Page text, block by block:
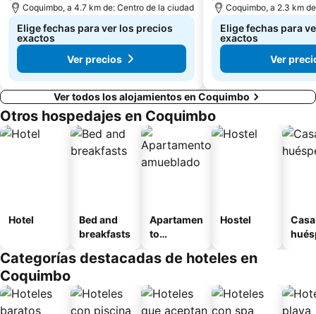
Coquimbo, a 4.7 km de: Centro de la ciudad
Elige fechas para ver los precios
exactos
Ver precios
Coquimbo, a 2.3 km
Elige fechas para
exactos
Ver
Ver todos los alojamientos en Coquimbo
Otros hospedajes en Coquimbo
Hotel
Bed and
breakfasts
Apartamen
to
o
Hostel
Categorías destacadas de hoteles en
Coquimbo